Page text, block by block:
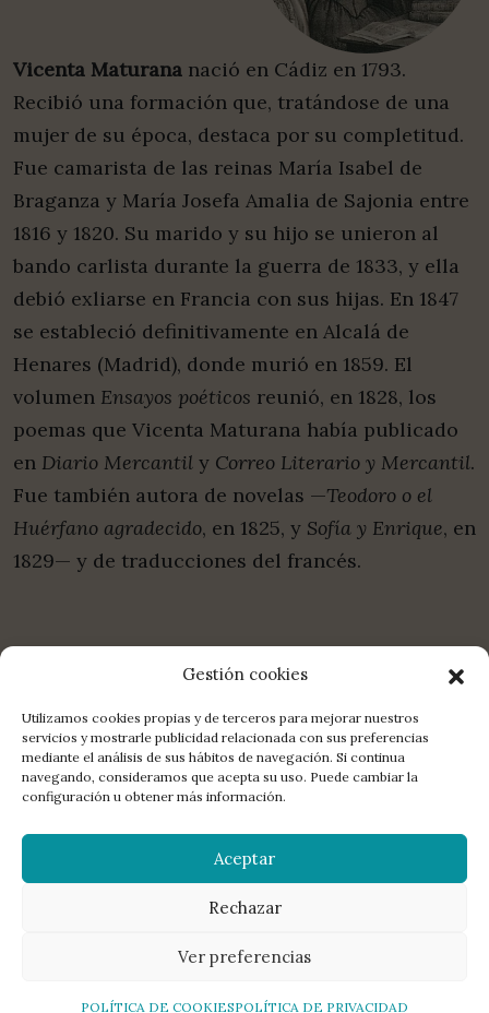
Gestión cookies
Utilizamos cookies propias y de terceros para mejorar nuestros
servicios y mostrarle publicidad relacionada con sus preferencias
mediante el análisis de sus hábitos de navegación. Si continua
navegando, consideramos que acepta su uso. Puede cambiar la
configuración u obtener más información.
Aceptar
Rechazar
Ver preferencias
POLÍTICA DE COOKIESPOLÍTICA DE PRIVACIDAD
Vicenta Maturana nació en Cádiz en 1793.
Recibió una formación que, tratándose de una
mujer de su época, destaca por su completitud.
Fue camarista de las reinas María Isabel de
Braganza y María Josefa Amalia de Sajonia entre
1816 y 1820. Su marido y su hijo se unieron al
bando carlista durante la guerra de 1833, y ella
debió exliarse en Francia con sus hijas. En 1847
se estableció definitivamente en Alcalá de
Henares (Madrid), donde murió en 1859. El
volumen Ensayos poéticos reunió, en 1828, los
poemas que Vicenta Maturana había publicado
en Diario Mercantil y Correo Literario y Mercantil.
Fue también autora de novelas —Teodoro o el
Huérfano agradecido, en 1825, y Sofía y Enrique, en
1829— y de traducciones del francés.
COMPARTE:FACEBOOKTWITTERE-MAIL
LA EDITORIAL DISTRIBUCIÓN
NEWSLETTER
CONTACTO
AGENDA
LIBROS
© 2026 La Bella Varsovia. All rights reserved.Aviso legal,política de
política de redes sociales